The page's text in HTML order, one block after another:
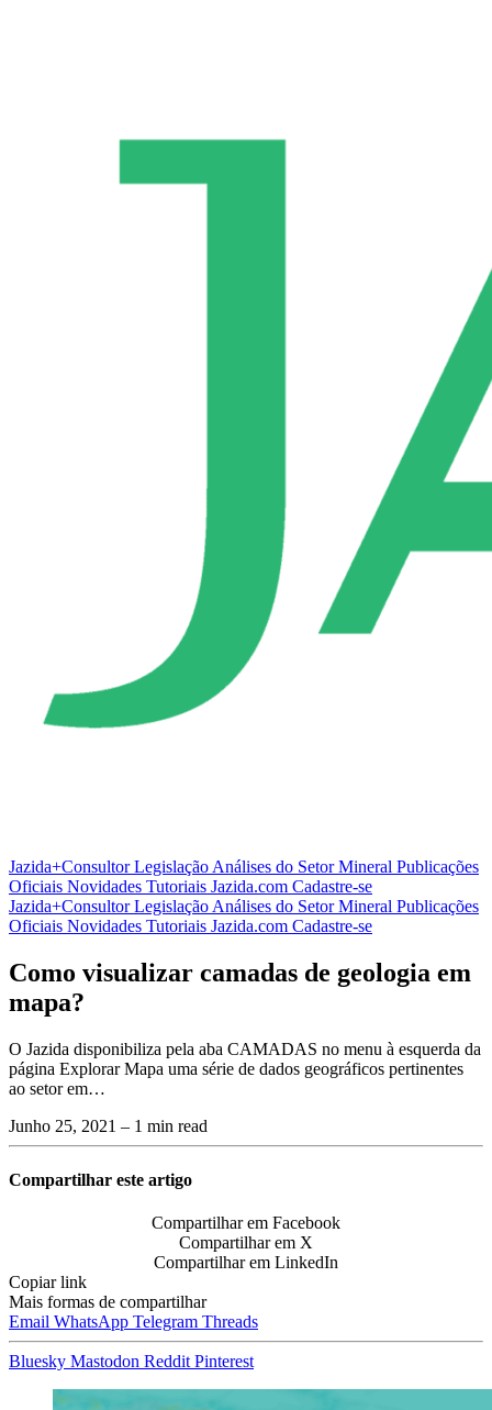
Jazida+ConsultorLegislação Análises do Setor Mineral Publicações
Oficiais Novidades Tutoriais Jazida.com Cadastre-se
Jazida+ConsultorLegislação Análises do Setor Mineral Publicações
Oficiais Novidades Tutoriais Jazida.com Cadastre-se
Como visualizar camadas de geologia em
mapa?
O Jazida disponibiliza pela aba CAMADAS no menu à esquerda da
página Explorar Mapa uma série de dados geográficos pertinentes
ao setor em…
Junho 25, 2021 – 1 min read
Compartilhar este artigo
Compartilhar em Facebook
Compartilhar em X
Compartilhar em LinkedIn
Copiar link
Mais formas de compartilhar
Email WhatsApp Telegram Threads
Bluesky Mastodon Reddit Pinterest